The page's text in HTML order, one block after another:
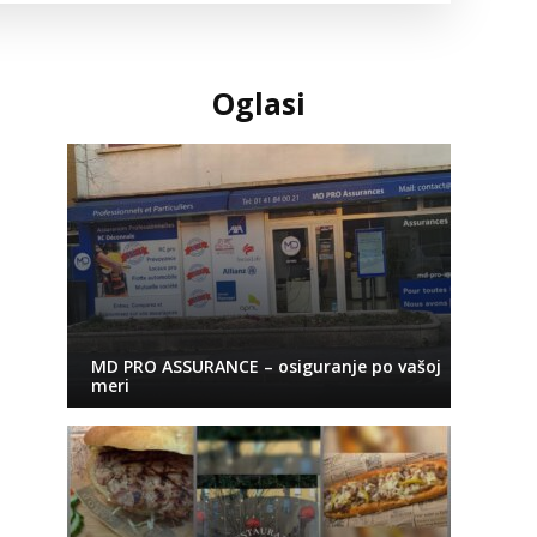
Oglasi
MD PRO ASSURANCE – osiguranje po vašoj
meri